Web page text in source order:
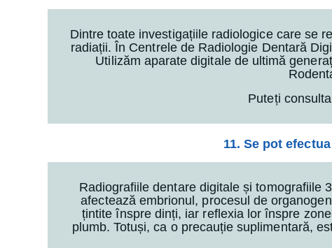
Dintre toate investigațiile radiologice care se
radiații. În Centrele de Radiologie Dentară
Utilizăm aparate digitale de ultimă
Puteți
11. Se pot
Radiografiile dentare digitale și tomografiile
afectează embrionul, procesul de
țintite înspre dinți, iar reflexia lor înspre
plumb. Totuși, ca o precauție suplimentară,